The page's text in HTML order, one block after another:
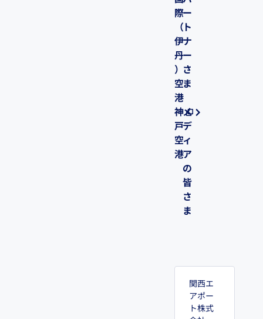
際
（
伊
丹
）
空
港
神
戸
空
港
ー
ト
ナ
ー
さ
ま
メ
デ
ィ
ア
の
皆
さ
ま
関西エ
アポー
ト株式